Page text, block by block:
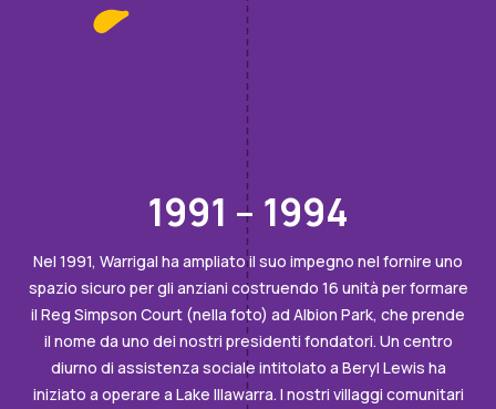
1991 – 1994
Nel 1991, Warrigal ha ampliato il suo impegno nel fornire uno
spazio sicuro per gli anziani costruendo 16 unità per formare
il Reg Simpson Court (nella foto) ad Albion Park, che prende
il nome da uno dei nostri presidenti fondatori. Un centro
diurno di assistenza sociale intitolato a Beryl Lewis ha
iniziato a operare a Lake Illawarra. I nostri villaggi comunitari